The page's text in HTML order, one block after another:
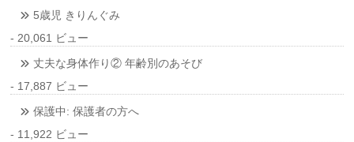
5歳児 きりんぐみ
- 20,061 ビュー
丈夫な身体作り② 年齢別のあそび
- 17,887 ビュー
保護中: 保護者の方へ
- 11,922 ビュー